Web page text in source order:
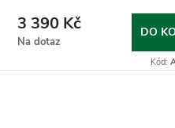
3 390 Kč
Na dotaz
DO
Kód: